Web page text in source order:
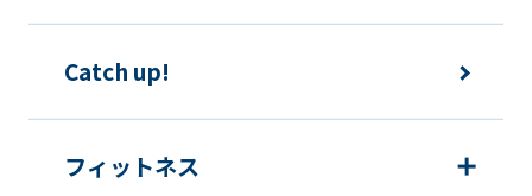
Catch up!
フィットネス